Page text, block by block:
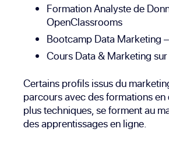
Formation Analyste de
OpenClassrooms
Bootcamp Data Marketing
Cours Data & Marketing
Certains profils issus du
parcours avec des formations en
plus techniques, se forment au
des apprentissages en ligne.